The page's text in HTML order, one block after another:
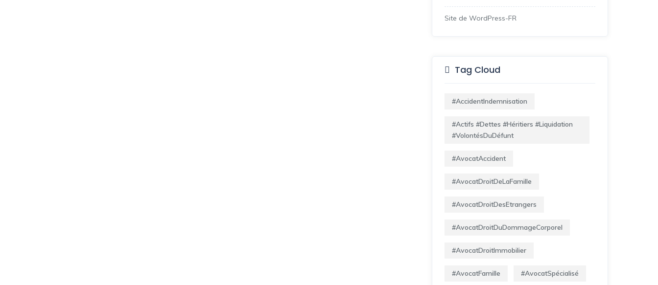
Site de WordPress-FR
Tag Cloud
#AccidentIndemnisation
#Actifs #Dettes #Héritiers #Liquidation
#VolontésDuDéfunt
#AvocatAccident
#AvocatDroitDeLaFamille
#AvocatDroitDesEtrangers
#AvocatDroitDuDommageCorporel
#AvocatDroitImmobilier
#AvocatFamille #AvocatSpécialisé